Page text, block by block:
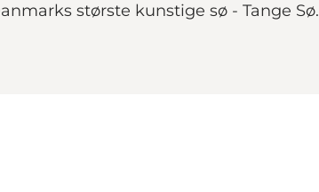
største kunstige sø - Tange Sø.